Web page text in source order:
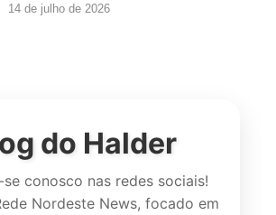
14 de julho de 2026
do Halder
conosco nas redes sociais!
Nordeste News, focado em